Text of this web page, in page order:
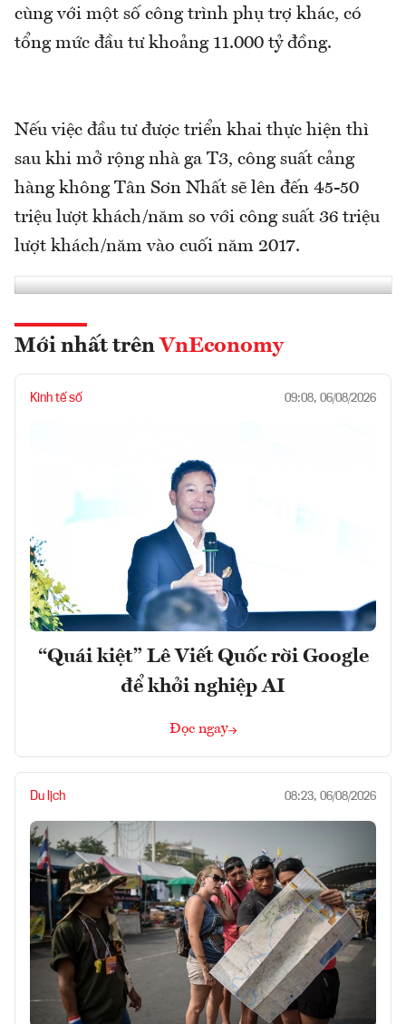
cùng với một số công trình phụ trợ khác, có
tổng mức đầu tư khoảng 11.000 tỷ đồng.
Nếu việc đầu tư được triển khai thực hiện thì
sau khi mở rộng nhà ga T3, công suất cảng
hàng không Tân Sơn Nhất sẽ lên đến 45-50
triệu lượt khách/năm so với công suất 36 triệu
lượt khách/năm vào cuối năm 2017.
Mới nhất trên VnEconomy
Kinh tế số 09:08, 06/08/2026
“Quái kiệt” Lê Viết Quốc rời Google
để khởi nghiệp AI
Đọc ngay
Du lịch 08:23, 06/08/2026